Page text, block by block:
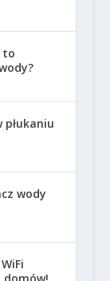
to
wody